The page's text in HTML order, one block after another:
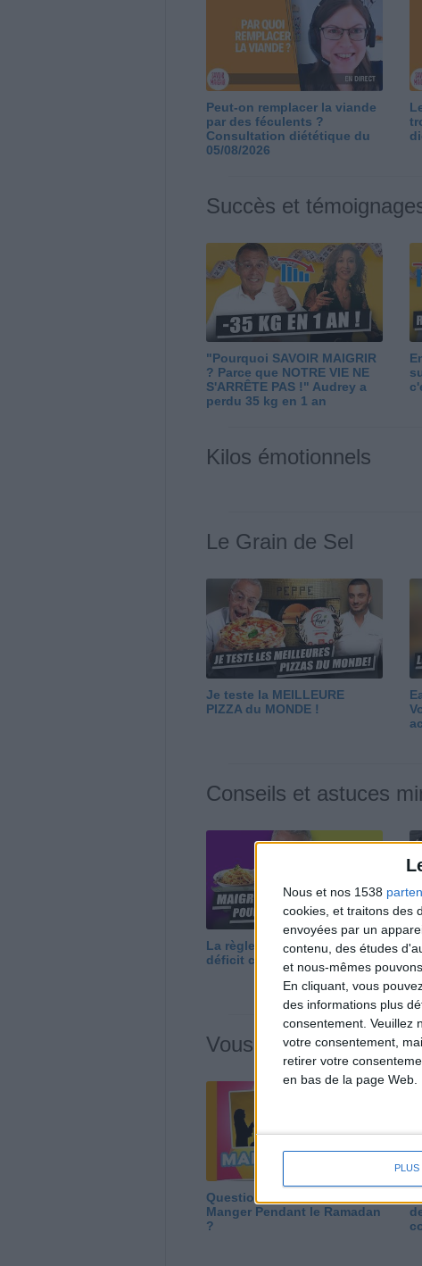
Nous et nos 1538
cookies, et traitons des
envoyées par un
contenu, des études
et nous-mêmes
En cliquant, vous
des informations plus
consentement. Veuillez
votre consentement,
retirer votre
en bas de la page Web.
Peut-on remplacer la viande
par des féculents ?
Consultation diététique du
05/08/2026
Succès et
"Pourquoi SAVOIR MAIGRIR
? Parce que NOTRE VIE NE
S'ARRÊTE PAS !" Audrey a
perdu 35 kg en 1 an
Kilos émotionnels
Le Grain de Sel
Je teste la MEILLEURE
PIZZA du MONDE !
Conseils et astuces
La règle N°1 pour maigrir : le
déficit calorique
Vous m'avez demandé
Question/Réponse : Que
Manger Pendant le Ramadan
?